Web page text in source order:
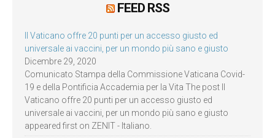
FEED RSS
Il Vaticano offre 20 punti per un accesso giusto ed
universale ai vaccini, per un mondo più sano e giusto
Dicembre 29, 2020
Comunicato Stampa della Commissione Vaticana Covid-
19 e della Pontificia Accademia per la Vita The post Il
Vaticano offre 20 punti per un accesso giusto ed
universale ai vaccini, per un mondo più sano e giusto
appeared first on ZENIT - Italiano.